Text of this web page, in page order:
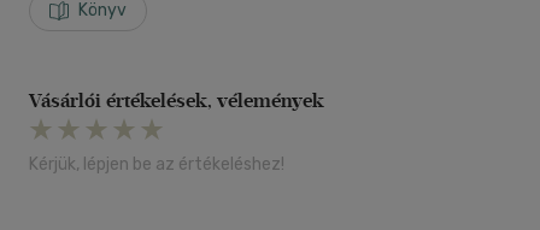
Könyv
Vásárlói értékelések, vélemények
Kérjük, lépjen be az értékeléshez!